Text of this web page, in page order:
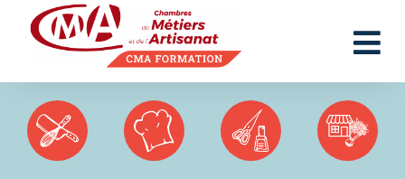
Panneau de gestion des cookies